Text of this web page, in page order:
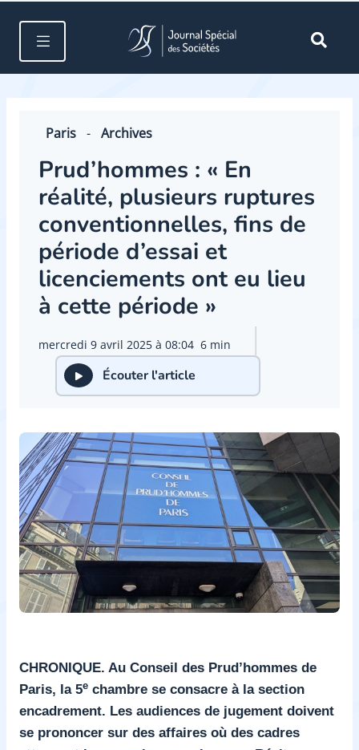
Paris - Archives
Prud’hommes : « En
réalité, plusieurs ruptures
conventionnelles, fins de
période d’essai et
licenciements ont eu lieu
à cette période »
mercredi 9 avril 2025 à 08:04 6 min
Écouter l'article
CHRONIQUE. Au Conseil des Prud’hommes de
Paris, la 5e chambre se consacre à la section
encadrement. Les audiences de jugement doivent
se prononcer sur des affaires où des cadres